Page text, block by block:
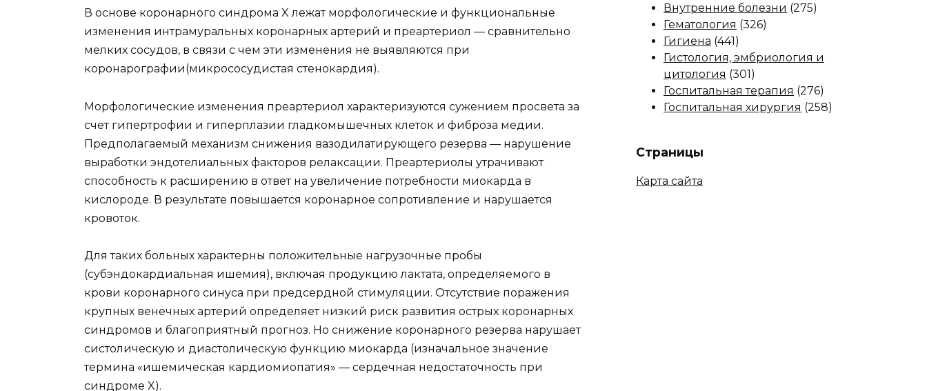
В основе коронарного синдрома X лежат морфологические и функциональные
изменения интрамуральных коронарных артерий и преартериол — сравнительно
мелких сосудов, в связи с чем эти изменения не выявляются при
коронарографии(микрососудистая стенокардия).
Морфологические изменения преартериол характеризуются сужением просвета за
счет гипертрофии и гиперплазии гладкомышечных клеток и фиброза медии.
Предполагаемый механизм снижения вазодилатирующего резерва — нарушение
выработки эндотелиальных факторов релаксации. Преартериолы утрачивают
способность к расширению в ответ на увеличение потребности миокарда в
кислороде. В результате повышается коронарное сопротивление и нарушается
кровоток.
Для таких больных характерны положительные нагрузочные пробы
(субэндокардиальная ишемия), включая продукцию лактата, определяемого в
крови коронарного синуса при предсердной стимуляции. Отсутствие поражения
крупных венечных артерий определяет низкий риск развития острых коронарных
синдромов и благоприятный прогноз. Но снижение коронарного резерва нарушает
систолическую и диастолическую функцию миокарда (изначальное значение
термина «ишемическая кардиомиопатия» — сердечная недостаточность при
синдроме X).
Внутренние болезни (275)
Гематология (326)
Гигиена (441)
Гистология, эмбриология и
цитология (301)
Госпитальная терапия (276)
Госпитальная хирургия (258)
Страницы
Карта сайта